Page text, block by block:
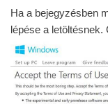
Ha a bejegyzésben
lépése a